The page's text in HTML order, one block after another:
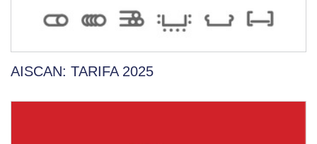
AISCAN: TARIFA 2025